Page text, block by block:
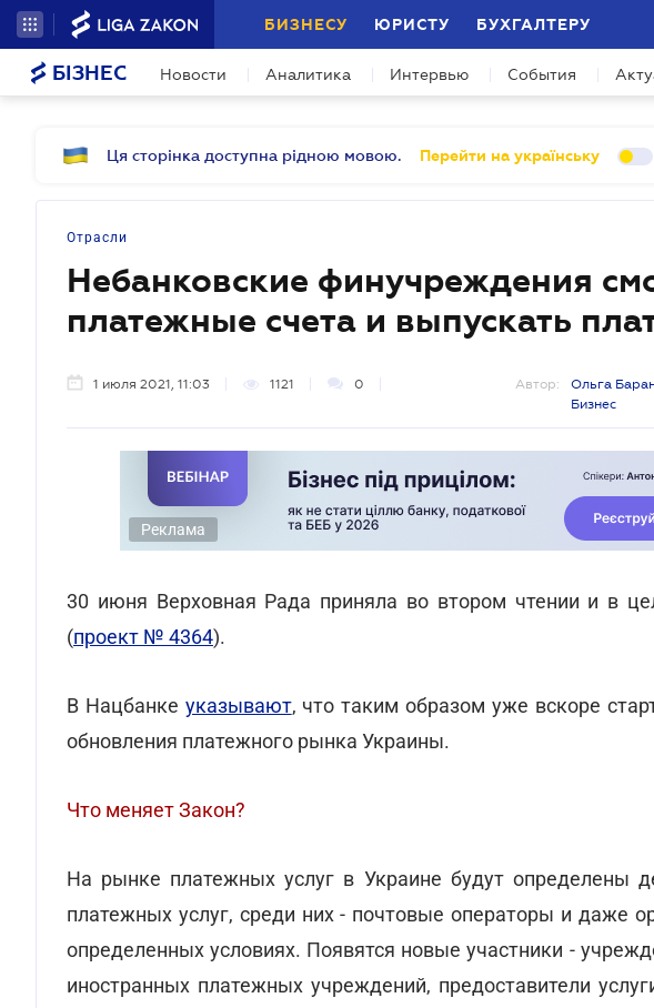
БИЗНЕСУ ЮРИСТУ БУХГАЛТЕРУ
БІЗНЕС Новости Аналитика Интервью События
Ця сторінка доступна рідною мовою. Перейти на українську
Отрасли
Небанковские финучреждения
платежные счета и выпускать
1 июля 2021, 11:03 1121 0 Автор:
Ольга
Бизнес
Реклама
30 июня Верховная Рада приняла во втором чтении и в
(проект № 4364).
В Нацбанке указывают, что таким образом уже вскоре
обновления платежного рынка Украины.
Что меняет Закон?
На рынке платежных услуг в Украине будут определены
платежных услуг, среди них - почтовые операторы и даже
определенных условиях. Появятся новые участники -
иностранных платежных учреждений, предоставители